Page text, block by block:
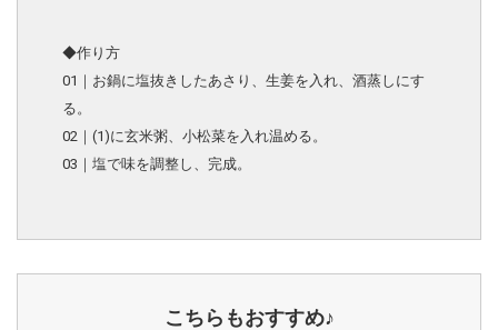
◆作り方
01｜お鍋に塩抜きしたあさり、生姜を入れ、酒蒸しにす
る。
02｜(1)に玄米粥、小松菜を入れ温める。
03｜塩で味を調整し、完成。
こちらもおすすめ♪